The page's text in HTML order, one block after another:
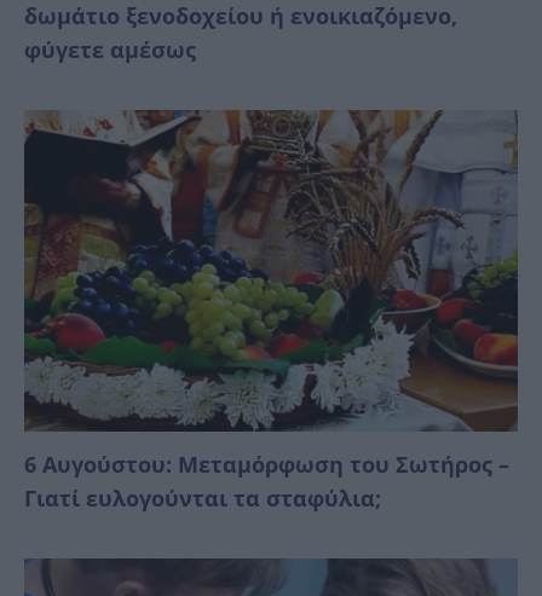
δωμάτιο ξενοδοχείου ή ενοικιαζόμενο,
φύγετε αμέσως
6 Αυγούστου: Μεταμόρφωση του Σωτήρος –
Γιατί ευλογούνται τα σταφύλια;